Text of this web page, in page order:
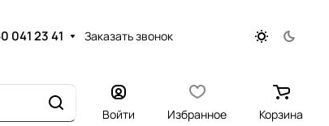
041 23 41 Заказать звонок
Войти Избранное Корзина